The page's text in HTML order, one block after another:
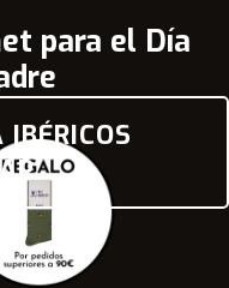
para el Día